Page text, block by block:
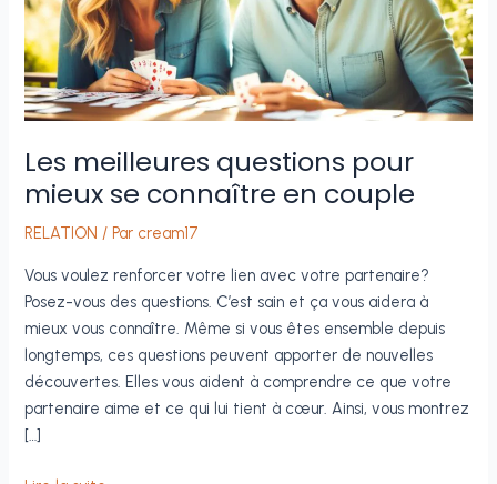
Les meilleures questions pour
mieux se connaître en couple
RELATION / Par cream17
Vous voulez renforcer votre lien avec votre partenaire?
Posez-vous des questions. C’est sain et ça vous aidera à
mieux vous connaître. Même si vous êtes ensemble depuis
longtemps, ces questions peuvent apporter de nouvelles
découvertes. Elles vous aident à comprendre ce que votre
partenaire aime et ce qui lui tient à cœur. Ainsi, vous montrez
[…]